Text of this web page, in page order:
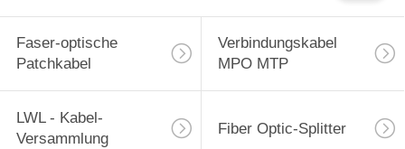
Faser-optische
Patchkabel
Verbindungskabel
MPO MTP
LWL - Kabel-
Versammlung
Fiber Optic-Splitter